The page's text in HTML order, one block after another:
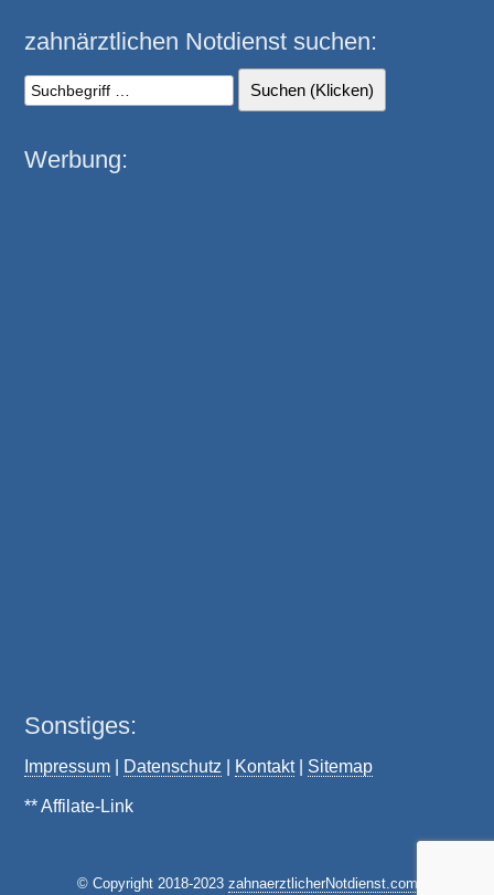
zahnärztlichen Notdienst suchen:
Werbung:
Sonstiges:
Impressum Datenschutz Kontakt| Sitemap
** Affilate-Link
© Copyright 2018-2023 zahnaerztlicherNotdienst.com